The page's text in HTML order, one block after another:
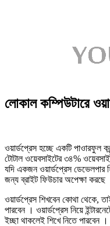
লোকাল কম্পিউটারে
ওয়ার্ডপ্রেস হচ্ছে একটি পাওারফুল
টোটাল ওয়েবসাইটের ৩৪%
যদি একজন ওয়ার্ডপ্রেস ডেভেলপার
জন্য ব্রাইট ফিউচার অপেক্ষা করছে
ওয়ার্ডপ্রেস শিখবেন কোথা থেকে,
পারবেন । ওয়ার্ডপ্রেস নিয়ে
ইচ্ছা থাকলেই শিখে নিতে পারবেন ।